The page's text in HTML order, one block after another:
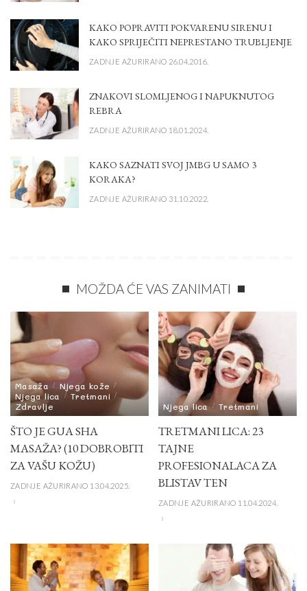
KAKO POPRAVITI POKVARENU SIRENU I
KAKO SPRIJEČITI NEPRESTANO TRUBLJENJE
ZADNJE AŽURIRANO 26.04.2016.
ZNAKOVI SLOMLJENOG I NAPUKNUTOG
REBRA
ZADNJE AŽURIRANO 18.01.2024.
KAKO SAZNATI SVOJ JMBG U SAMO 3
KORAKA?
ZADNJE AŽURIRANO 31.10.2022.
MOŽDA ĆE VAS ZANIMATI
Masaža
Njega kože
Njega lica
Tretmani
Zdravlje
ŠTO JE GUA SHA
MASAŽA? (10 DOBROBITI
ZA VAŠU KOŽU)
ZADNJE AŽURIRANO 13.04.2025.
Njega lica Tretmani
TRETMANI LICA: 23
TAJNE
PROFESIONALACA ZA
BLISTAV TEN
ZADNJE AŽURIRANO 11.04.2024.